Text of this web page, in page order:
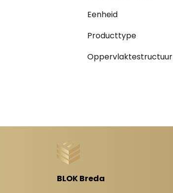
Eenheid
Producttype
Oppervlaktestructuur
BLOK Breda